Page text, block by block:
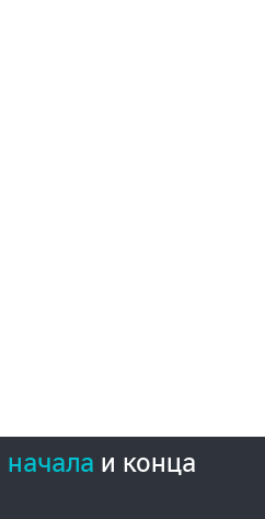
начала и конца